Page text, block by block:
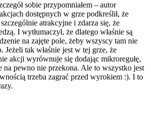
sobie przypomniałem – autor
dostępnych w grze podkreślił, że
atrakcyjne i zdarza się, że
I wytłumaczył, że dlatego właśnie są
na zajęte pole, żeby wszyscy tam nie
Jeżeli tak właśnie jest w tej grze, że
akcji wyrównuje się dodając mikroregułę,
na pewno nie przekona. Ale to wszystko jest
trzeba zagrać przed wyrokiem :). I to